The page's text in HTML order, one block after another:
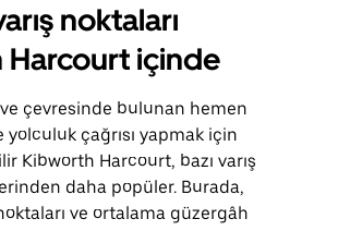
noktaları
içinde
çevresinde bulunan hemen
çağrısı yapmak için
Kibworth Harcourt, bazı varış
daha popüler. Burada,
ve ortalama güzergâh